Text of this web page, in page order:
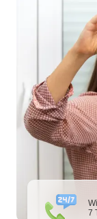
7